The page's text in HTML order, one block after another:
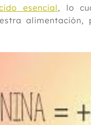
esencial, lo
alimentación,